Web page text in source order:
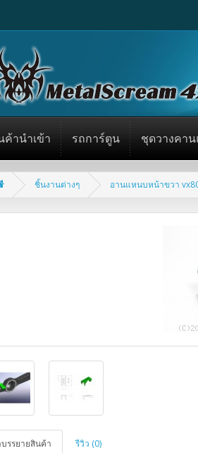
ค้านำเข้า รถการ์ตูน ชุดวางคา
ชิ้นงานต่างๆ อานแหนบหน้าขวา
รรยายสินค้า รีวิว (0)